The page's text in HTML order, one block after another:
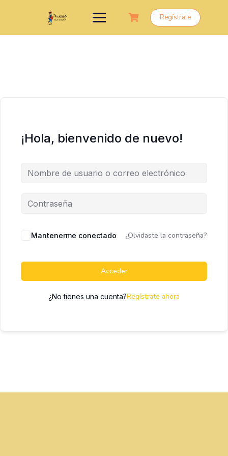
Regístrate
¡Hola, bienvenido de nuevo!
Mantenerme conectado ¿Olvidaste la contraseña?
Acceder
¿No tienes una cuenta?Regístrate ahora